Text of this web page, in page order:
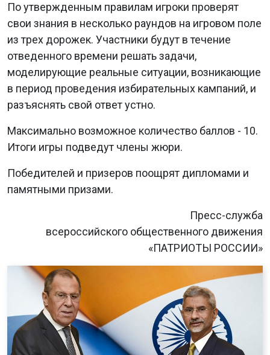
По утвержденным правилам игроки проверят
свои знания в несколько раундов на игровом поле
из трех дорожек. Участники будут в течение
отведенного времени решать задачи,
моделирующие реальные ситуации, возникающие
в период проведения избирательных кампаний, и
разъяснять свой ответ устно.
Максимально возможное количество баллов - 10.
Итоги игры подведут члены жюри.
Победителей и призеров поощрят дипломами и
памятными призами.
Пресс-служба
всероссийского общественного движения
«ПАТРИОТЫ РОССИИ»